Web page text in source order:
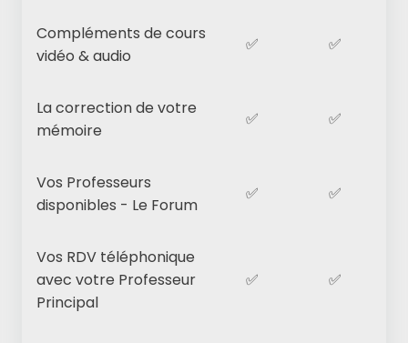
Compléments de cours
vidéo & audio
✅ ✅
La correction de votre
mémoire
✅ ✅
Vos Professeurs
disponibles - Le Forum
✅ ✅
Vos RDV téléphonique
avec votre Professeur
Principal
✅ ✅